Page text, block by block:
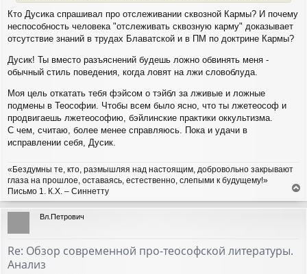
Кто Дусика спрашивал про отслеживании сквозной Кармы? И почему
неспособность человека "отслеживать сквозную карму" доказывает
отсутствие знаний в трудах Блаватской и в ПМ по доктрине Кармы?
Дусик! Ты вместо разъяснений будешь ложно обвинять меня -
обычный стиль поведения, когда ловят на лжи словоблуда.
Моя цель откатать тебя фэйсом о тэйбл за лживые и ложные
подмены в Теософии. Чтобы всем было ясно, что ты лжетеософ и
продвигаешь лжетеософию, бэйлинские практики оккультизма.
С чем, считаю, более менее справляюсь. Пока и удачи в
исправлении себя, Дусик.
«Бездумны те, кто, размышляя над настоящим, добровольно закрывают
глаза на прошлое, оставаясь, естественно, слепыми к будущему!»
Письмо 1. К.Х. – Синнетту
е
р
Вл.Петрович
Re: Обзор современной про-теософской литературы.
Анализ